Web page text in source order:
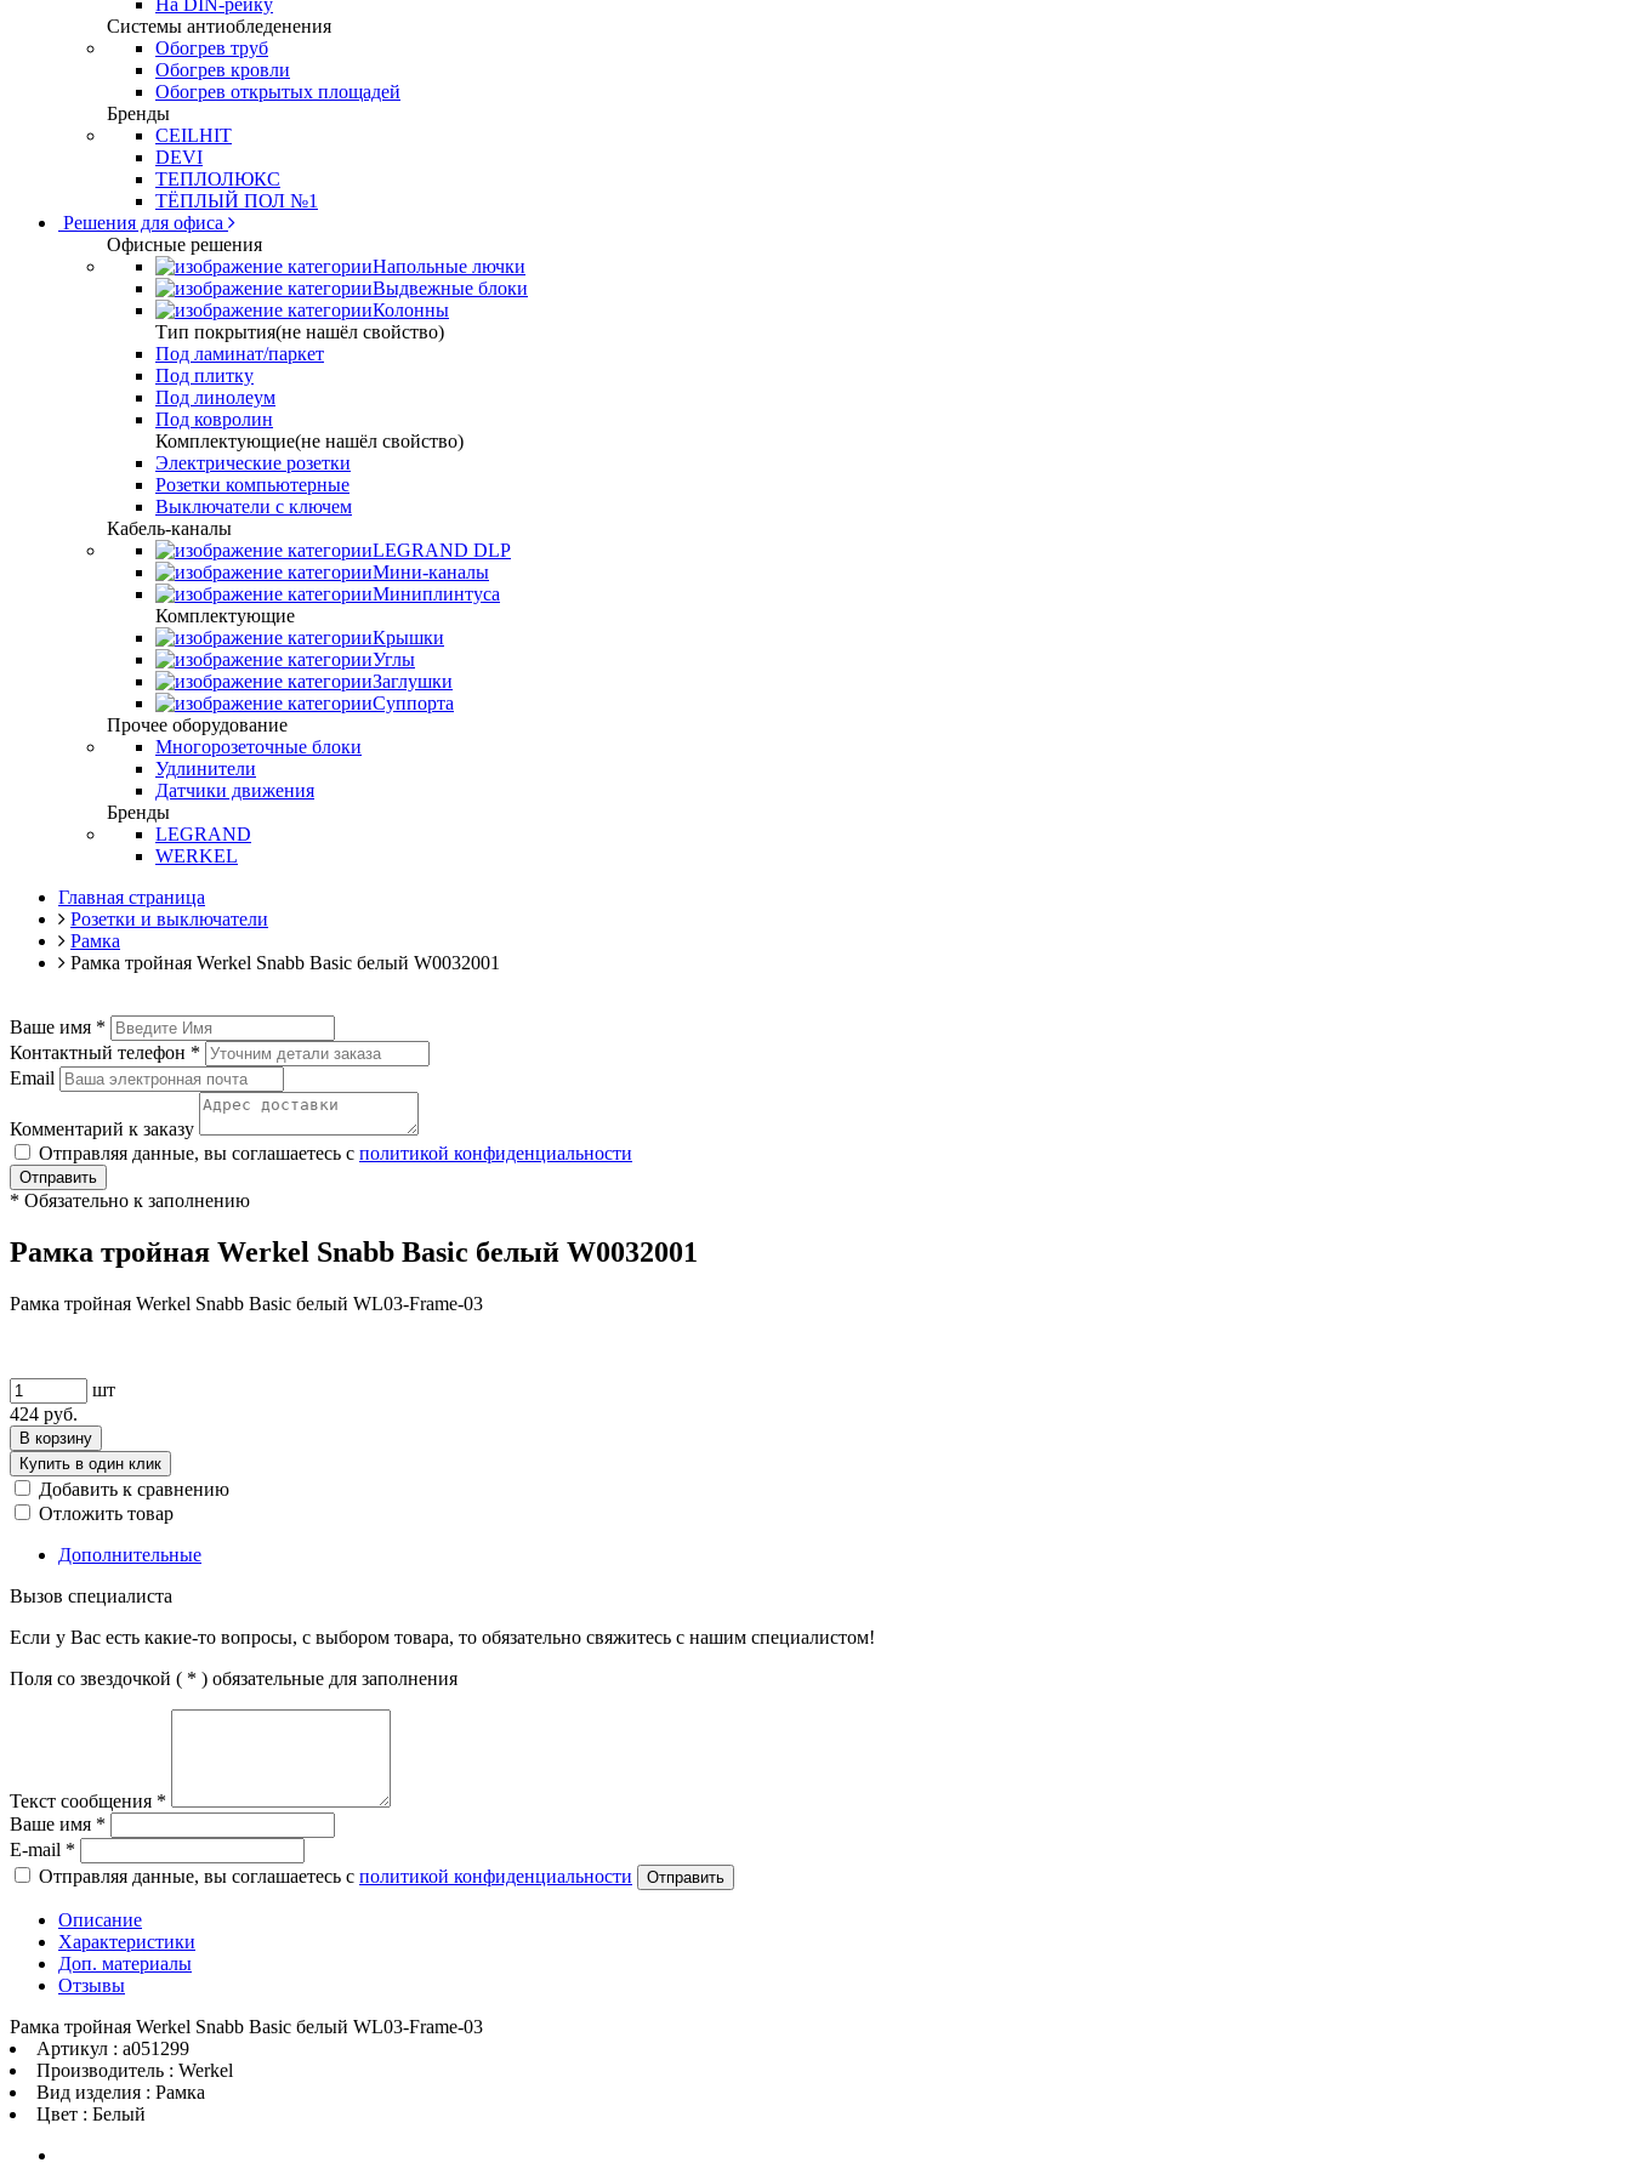
На DIN-рейку
Системы антиобледенения
Обогрев труб
Обогрев кровли
Обогрев открытых площадей
Бренды
CEILHIT
DEVI
ТЕПЛОЛЮКС
ТЁПЛЫЙ ПОЛ №1
Решения для офиса
Офисные решения
Напольные лючки
Выдвежные блоки
Колонны
Тип покрытия(не нашёл свойство)
Под ламинат/паркет
Под плитку
Под линолеум
Под ковролин
Комплектующие(не нашёл свойство)
Электрические розетки
Розетки компьютерные
Выключатели с ключем
Кабель-каналы
LEGRAND DLP
Мини-каналы
Миниплинтуса
Комплектующие
Крышки
Углы
Заглушки
Суппорта
Прочее оборудование
Многорозеточные блоки
Удлинители
Датчики движения
Бренды
LEGRAND
WERKEL
Главная страница
Розетки и выключатели
Рамка
Рамка тройная Werkel Snabb Basic белый W0032001
Ваше имя *
Контактный телефон *
Email
Комментарий к заказу
Отправляя данные, вы соглашаетесь с политикой конфиденциальности
Отправить
* Обязательно к заполнению
Рамка тройная Werkel Snabb Basic белый W0032001
Рамка тройная Werkel Snabb Basic белый WL03-Frame-03
шт
424 руб.
В корзину
Купить в один клик
Добавить к сравнению
Отложить товар
Дополнительные
Вызов специалиста
Если у Вас есть какие-то вопросы, с выбором товара, то обязательно свяжитесь с нашим специалистом!
Поля со звездочкой ( * ) обязательные для заполнения
Текст сообщения *
Ваше имя *
E-mail *
Отправляя данные, вы соглашаетесь с политикой конфиденциальности Отправить
Описание
Характеристики
Доп. материалы
Отзывы
Рамка тройная Werkel Snabb Basic белый WL03-Frame-03
Артикул : a051299
Производитель : Werkel
Вид изделия : Рамка
Цвет : Белый